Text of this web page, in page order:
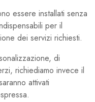
essere installati senza
per il
dei servizi richiesti.
di
richiediamo invece il
attivati